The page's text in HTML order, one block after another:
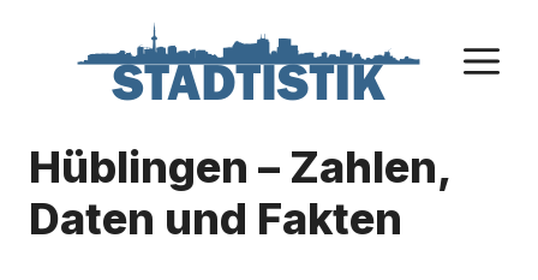
Hüblingen – Zahlen,
Daten und Fakten